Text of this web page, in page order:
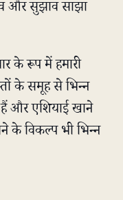
और सुझाव साझा
के रूप में हमारी
के समूह से भिन्न
और एशियाई खाने
के विकल्प भी भिन्न